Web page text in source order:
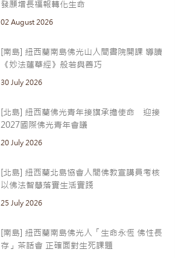
發願增長福報轉化生命
02 August 2026
[南島] 紐西蘭南島佛光山人間書院開課 導讀
《妙法蓮華經》般若與善巧
30 July 2026
[北島] 紐西蘭佛光青年接旗承擔使命 迎接
2027國際佛光青年會議
20 July 2026
[北島] 紐西蘭北島協會人間佛教宣講員考核
以佛法智慧落實生活實踐
25 July 2026
[南島] 紐西蘭南島佛光人「生命永恆 佛性長
存」茶話會 正確面對生死課題